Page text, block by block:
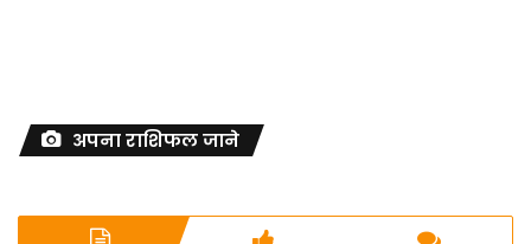
अपना राशिफल जाने